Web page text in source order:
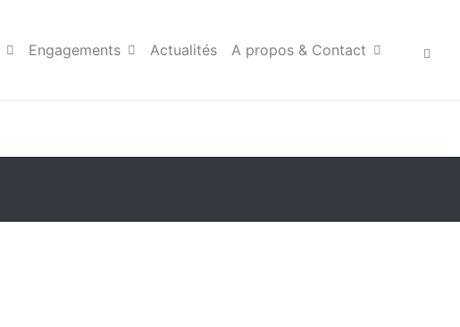
Engagements Actualités A propos & Contact